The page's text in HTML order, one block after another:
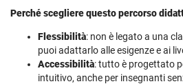
Perché scegliere questo percorso
Flessibilità: non è legato a una
puoi adattarlo alle esigenze e ai
Accessibilità: tutto è progettato
intuitivo, anche per insegnanti